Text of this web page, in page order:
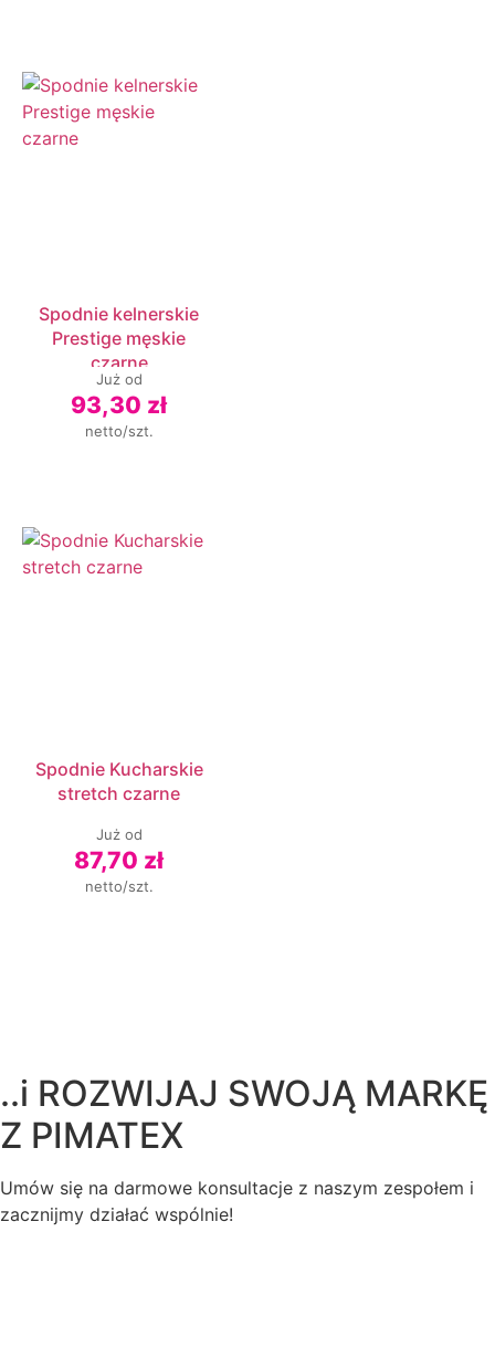
Spodnie kelnerskie
Prestige męskie
czarne
Już od
93,30 zł
netto/szt.
Spodnie Kucharskie
stretch czarne
Już od
87,70 zł
netto/szt.
..i ROZWIJAJ SWOJĄ MARKĘ
Z PIMATEX
Umów się na darmowe konsultacje z naszym zespołem i
zacznijmy działać wspólnie!